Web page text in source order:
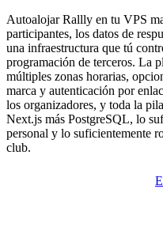
Autoalojar Rallly en tu VPS
participantes, los datos de
una infraestructura que tú
programación de terceros. La
múltiples zonas horarias,
marca y autenticación por
los organizadores, y toda la
Next.js más PostgreSQL, lo
personal y lo suficientemente
club.